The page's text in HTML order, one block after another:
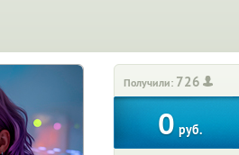
Получили: 726
0 руб.